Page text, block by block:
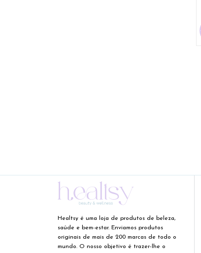
Healtsy é uma loja de produtos de beleza,
saúde e bem-estar. Enviamos produtos
originais de mais de 200 marcas de todo o
mundo. O nosso objetivo é trazer-lhe o